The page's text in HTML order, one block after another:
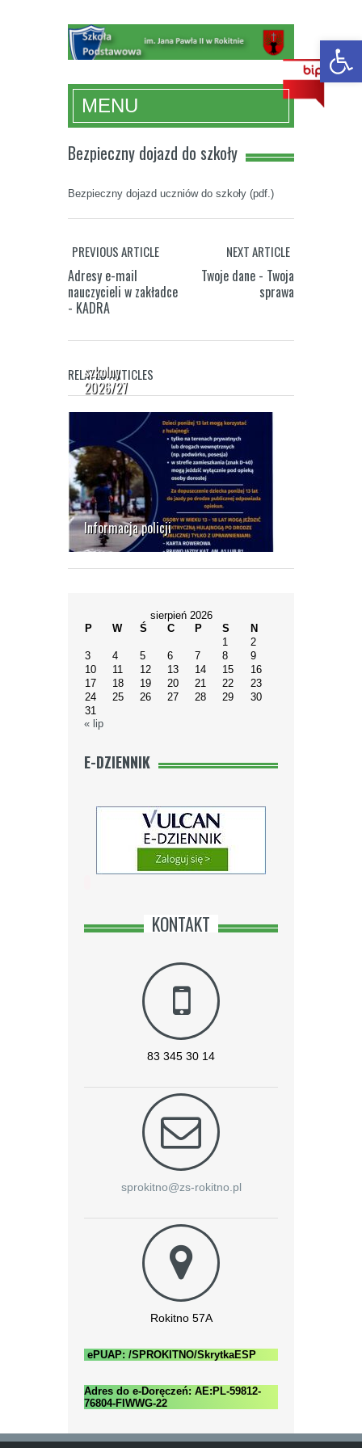
MENU
Bezpieczny dojazd do szkoły
Bezpieczny dojazd uczniów do szkoły (pdf.)
PREVIOUS ARTICLE
Adresy e-mail
nauczycieli w zakładce
- KADRA
NEXT ARTICLE
Twoje dane - Twoja
sprawa
RELATED ARTICLES
podręczników
szkolny
2026/27
Informacja policji
sierpień 2026
P
W Ś C P S
N
1
2
3
4 5 6 7 8
9
10
11 12 13 14 15
16
17
18 19 20 21 22
23
24
25 26 27 28 29
30
31
« lip
E-DZIENNIK
KONTAKT
83 345 30 14
sprokitno@zs-rokitno.pl
Rokitno 57A
ePUAP: /SPROKITNO/SkrytkaESP
Adres do e-Doręczeń: AE:PL-59812-
76804-FIWWG-22